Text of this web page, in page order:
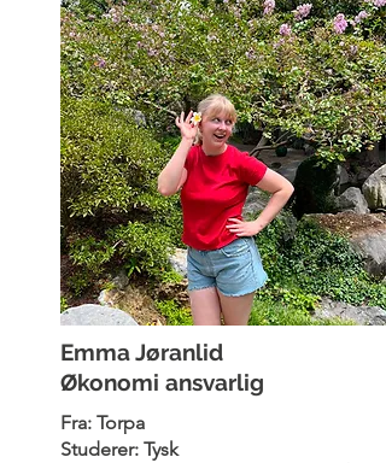
Emma Jøranlid
Økonomi ansvarlig
Fra: Torpa
Studerer: Tysk